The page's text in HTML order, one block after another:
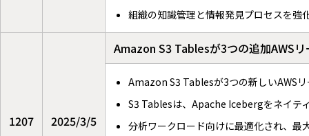
組織の知識管理と情報発見プロセスを強
1207 2025/3/5
Amazon S3 Tablesが3つの追加AWS
Amazon S3 Tablesが3つの新しいAWS
S3 Tablesは、Apache Icebergをネイテ
分析ワークロード向けに最適化され、最